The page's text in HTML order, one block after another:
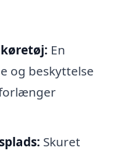
En
og beskyttelse
Skuret